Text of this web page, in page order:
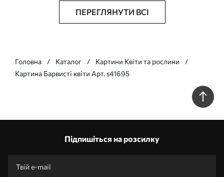
ПЕРЕГЛЯНУТИ ВСІ
Головна Каталог
Картини Квіти та рослини
Картина Барвисті квіти Арт. s41695
Підпишіться на розсилку